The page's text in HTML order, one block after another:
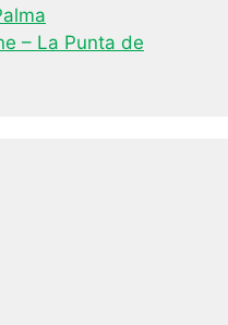
– La Punta de